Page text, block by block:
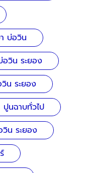
บ่อวิน
อวิน ระยอง
น ระยอง
ปูนฉาบทั่วไป
น ระยอง